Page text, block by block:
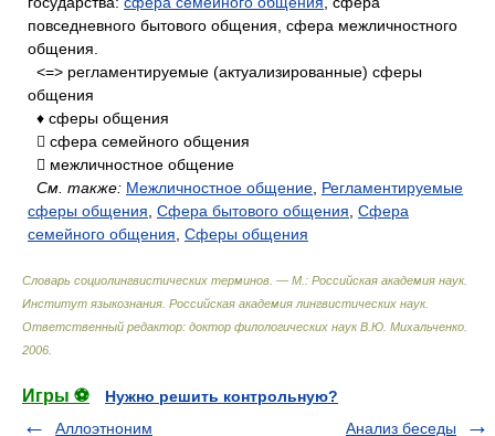
повседневного бытового общения, сфера межличностного
общения.
<=> регламентируемые (актуализированные) сферы
общения
♦ сферы общения
 сфера семейного общения
 межличностное общение
См. также: Межличностное общение Регламентируемые
сферы общения Сфера бытового общения Сфера
семейного общения Сферы общения
Словарь социолингвистических терминов. — М.: Российская академия наук.
Институт языкознания. Российская академия лингвистических наук.
Ответственный редактор: доктор филологических наук В.Ю. Михальченко
2006
Игры ⚽
Нужно решить контрольную?
Аллоэтноним
Анализ беседы